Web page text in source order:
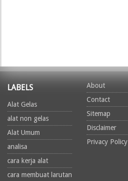
LABELS
Alat Gelas
alat non gelas
Alat Umum
analisa
cara kerja alat
cara membuat larutan
About
Contact
Sitemap
Disclaimer
Privacy Policy